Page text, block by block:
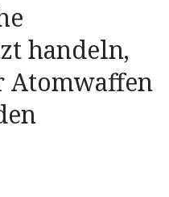
handeln,
Atomwaffen